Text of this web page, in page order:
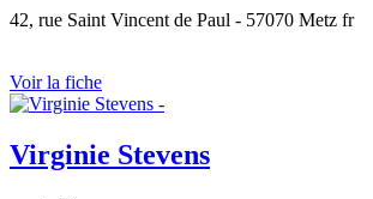
42, rue Saint Vincent de Paul - 57070 Metz fr
Voir la fiche
Virginie Stevens